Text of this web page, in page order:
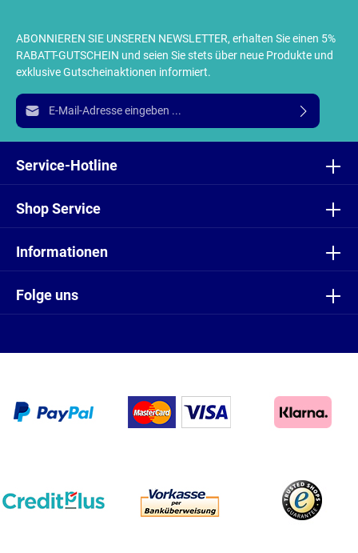
ABONNIEREN SIE UNSEREN NEWSLETTER, erhalten Sie einen 5%
RABATT-GUTSCHEIN und seien Sie stets über neue Produkte und
exklusive Gutscheinaktionen informiert.
E-Mail-Adresse*
Ich habe dieDatenschutzbestimmungenzur Kenntnis
einverstanden.
Folge uns
Service-Hotline
Shop Service
Informationen